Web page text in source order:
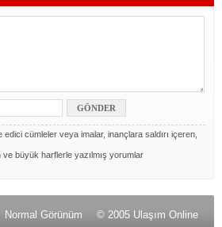
cümleler veya imalar, inançlara saldırı içeren,
büyük harflerle yazılmış yorumlar
Normal Görünüm © 2005 Ulaşım Online